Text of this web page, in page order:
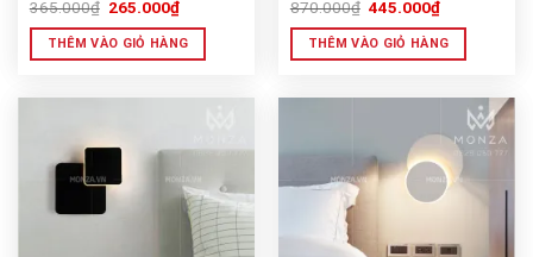
365.000₫ 265.000₫
THÊM VÀO GIỎ HÀNG
870.000₫ 445.000₫
THÊM VÀO GIỎ HÀNG